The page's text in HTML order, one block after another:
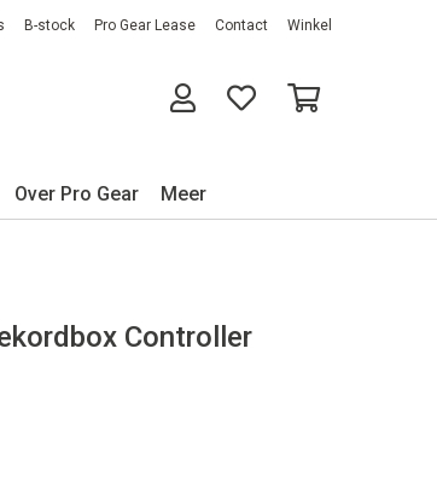
B-stock Pro Gear Lease Contact Winkel
Over Pro Gear Meer
Controller